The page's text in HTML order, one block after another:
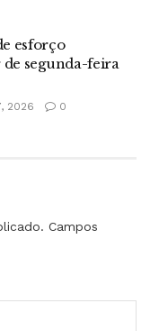
esforço
segunda-feira
2026 0
Campos